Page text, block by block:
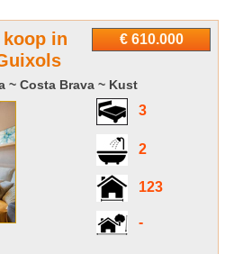
€ 610.000
in
~ Costa Brava ~ Kust
3
2
123
-